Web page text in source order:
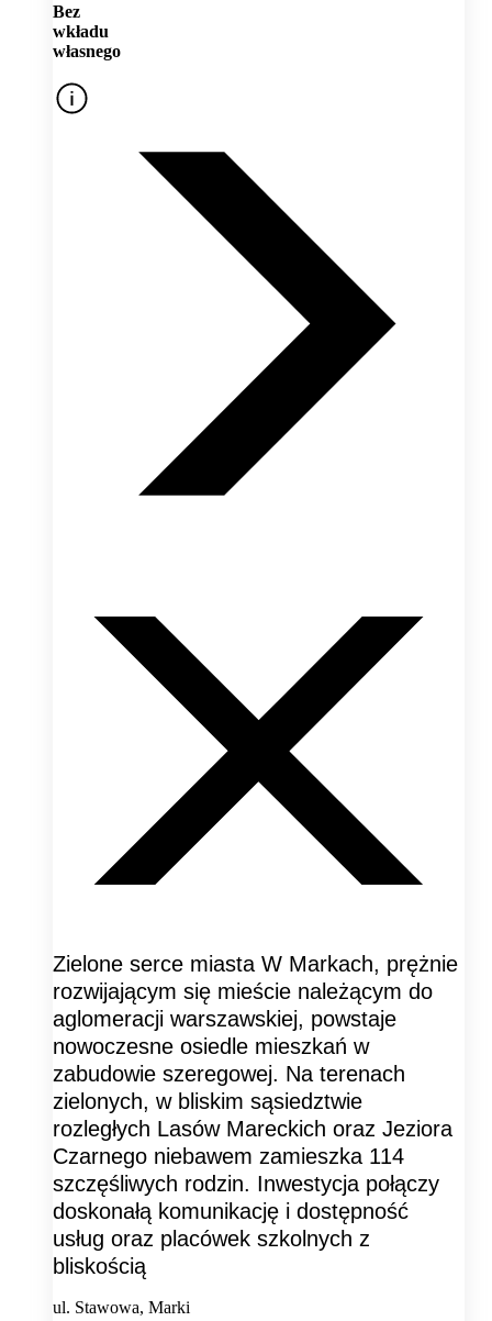
Bez
wkładu
własnego
Zielone serce miasta W Markach, prężnie
rozwijającym się mieście należącym do
aglomeracji warszawskiej, powstaje
nowoczesne osiedle mieszkań w
zabudowie szeregowej. Na terenach
zielonych, w bliskim sąsiedztwie
rozległych Lasów Mareckich oraz Jeziora
Czarnego niebawem zamieszka 114
szczęśliwych rodzin. Inwestycja połączy
doskonałą komunikację i dostępność
usług oraz placówek szkolnych z
bliskością
ul. Stawowa, Marki